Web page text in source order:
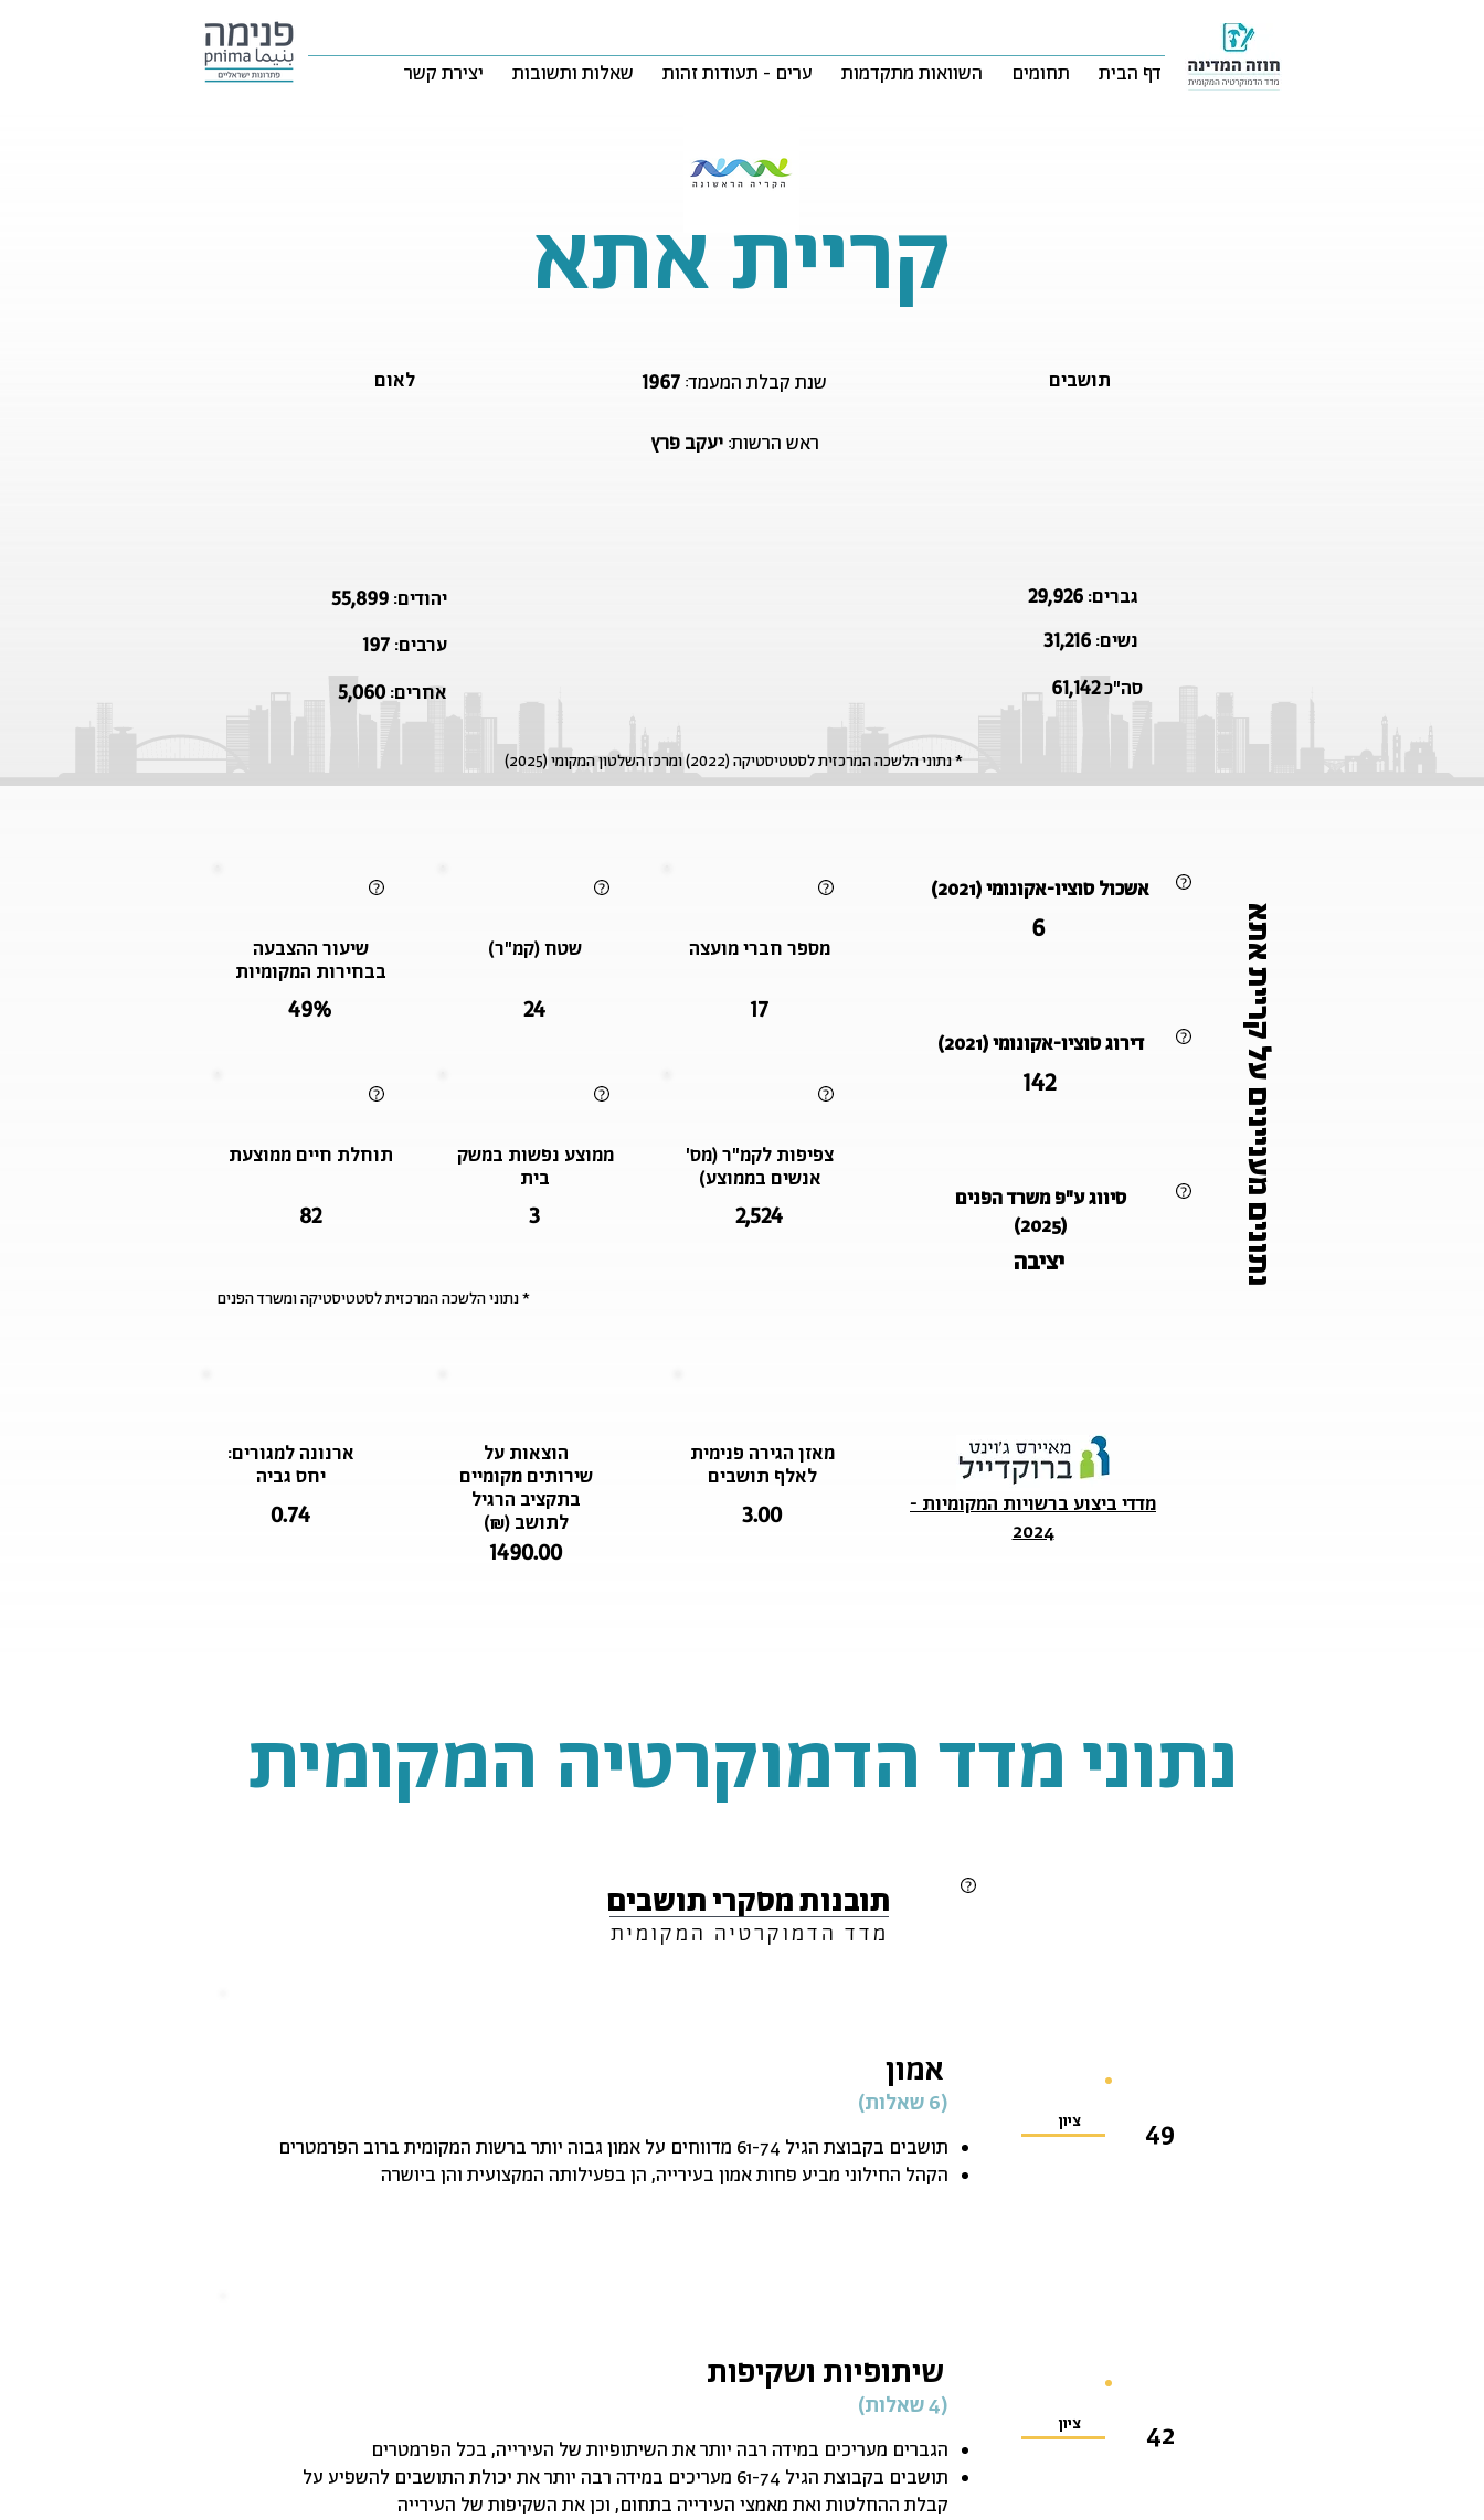
דף הבית תחומים השוואות מתקדמות ערים - תעודות זהות שאלות ותשובות יצירת קשר
מדדי ביצוע ברשויות המקומיות -
2024
מאזן הגירה פנימית
לאלף תושבים
3.00
הוצאות על
שירותים מקומיים
בתקציב הרגיל
לתושב (₪)
1490.00
ארנונה למגורים:
יחס גביה
0.74
מספר חברי מועצה
17
צפיפות לקמ"ר (מס'
אנשים בממוצע)
2,524
שטח (קמ"ר)
24
ממוצע נפשות במשק
בית
3
שיעור ההצבעה
בבחירות המקומיות
49%
תוחלת חיים ממוצעת
82
* נתוני הלשכה המרכזית לסטטיסטיקה ומשרד הפנים
אשכול סוציו-אקונומי (2021)
6
דירוג סוציו-אקונומי (2021)
142
סיווג ע"פ משרד הפנים
(2025)
יציבה נתונים מעניינים על קריית אתא
קריית אתא
לאום
אחרים: 5,060
ערבים: 197
יהודים: 55,899
שנת קבלת המעמד:1967
ראש הרשות: יעקב פרץ
* נתוני הלשכה המרכזית לסטטיסטיקה (2022) ומרכז השלטון המקומי (2025)
גברים:29,926
נשים:31,216
סה"כ61,142
תושבים
תובנות מסקרי תושבים
מדד הדמוקרטיה המקומית
אמון
(6 שאלות)
תושבים בקבוצת הגיל 61-74 מדווחים על אמון גבוה יותר ברשות המקומית ברוב הפרמטרים
הקהל החילוני מביע פחות אמון בעירייה, הן בפעילותה המקצועית והן ביושרה
49 ציון
שיתופיות ושקיפות
(4 שאלות)
הגברים מעריכים במידה רבה יותר את השיתופיות של העירייה, בכל הפרמטרים
תושבים בקבוצת הגיל 61-74 מעריכים במידה רבה יותר את יכולת התושבים להשפיע על
קבלת ההחלטות ואת מאמצי העירייה בתחום, וכן את השקיפות של העירייה
42 ציון
נתוני מדד הדמוקרטיה המקומית